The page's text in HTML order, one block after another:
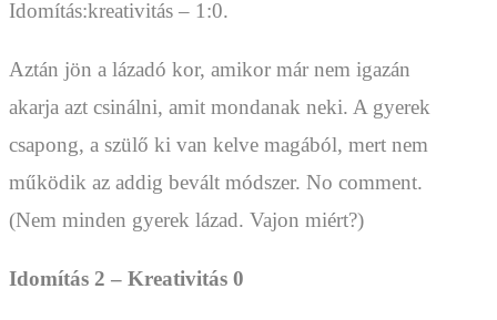
Idomítás:kreativitás – 1:0.
Aztán jön a lázadó kor, amikor már nem igazán
akarja azt csinálni, amit mondanak neki. A gyerek
csapong, a szülő ki van kelve magából, mert nem
működik az addig bevált módszer. No comment.
(Nem minden gyerek lázad. Vajon miért?)
Idomítás 2 – Kreativitás 0